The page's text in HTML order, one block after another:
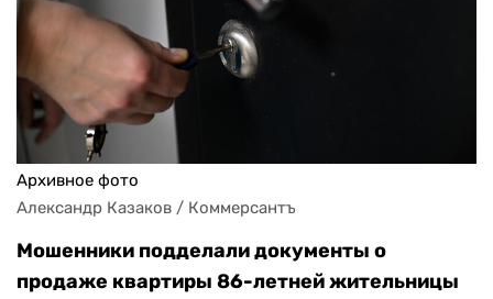
Архивное фото
Александр Казаков / Коммерсантъ
Мошенники подделали документы о
продаже квартиры 86-летней жительницы